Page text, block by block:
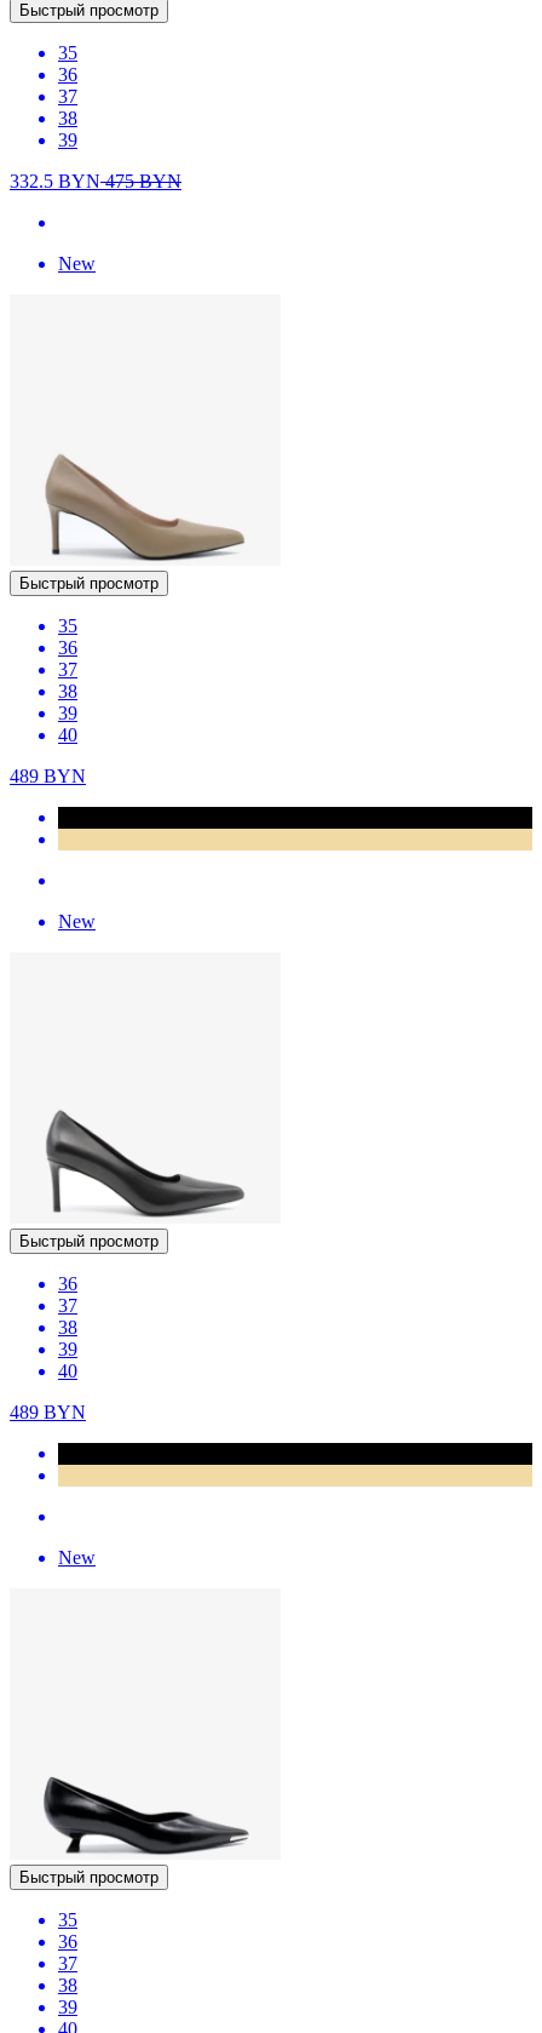
Быстрый просмотр
35
36
37
38
39
332.5 BYN475BYN
New
Быстрый просмотр
35
36
37
38
39
40
489 BYN
New
Быстрый просмотр
36
37
38
39
40
489 BYN
New
Быстрый просмотр
35
36
37
38
39
40